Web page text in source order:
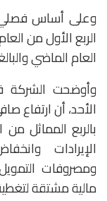
الربع الأول من
العام الماضي والبالغة 94.87 مليون
وأوضحت الشركة
بالربع المماثل
الإيرادات
ومصروفات
مالية مشتقة